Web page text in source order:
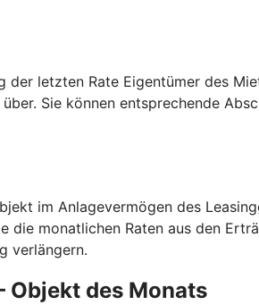
der letzten Rate Eigentümer des
Sie können entsprechende
im Anlagevermögen des
die monatlichen Raten aus den
verlängern.
des Monats